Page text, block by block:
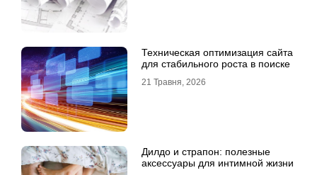
Техническая оптимизация сайта
для стабильного роста в поиске
21 Травня, 2026
Дилдо и страпон: полезные
аксессуары для интимной жизни